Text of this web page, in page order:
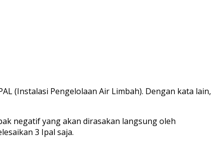
(Instalasi Pengelolaan Air Limbah). Dengan kata lain,
negatif yang akan dirasakan langsung oleh
3 Ipal saja.